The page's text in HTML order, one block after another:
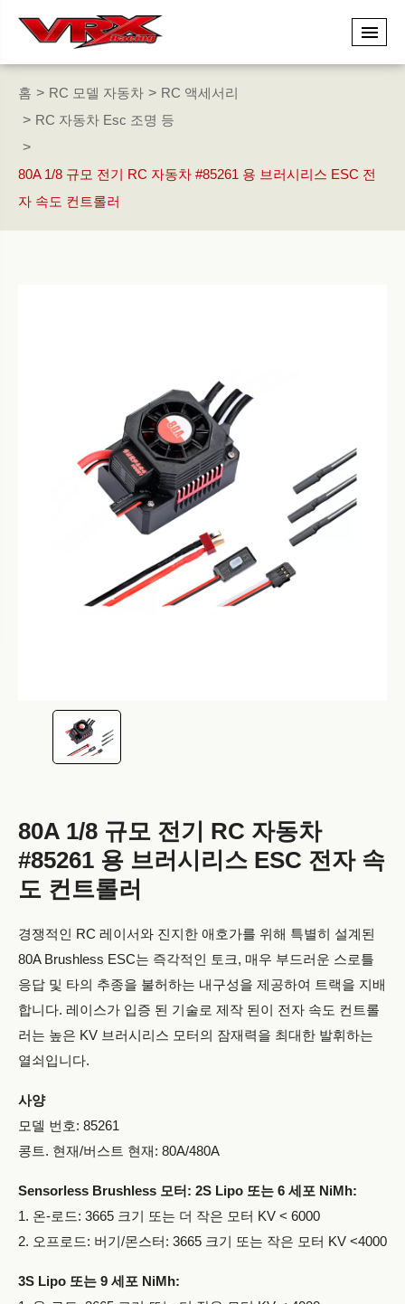
홈 RC 모델 자동차
RC 액세서리
RC 자동차 Esc 조명 등
80A 1/8 규모 전기 RC 자동차 #85261 용 브러시리스 ESC 전
자 속도 컨트롤러
80A 1/8 규모 전기 RC 자동차
#85261 용 브러시리스 ESC 전자 속
도 컨트롤러
경쟁적인 RC 레이서와 진지한 애호가를 위해 특별히 설계된
80A Brushless ESC는 즉각적인 토크, 매우 부드러운 스로틀
응답 및 타의 추종을 불허하는 내구성을 제공하여 트랙을 지배
합니다. 레이스가 입증 된 기술로 제작 된이 전자 속도 컨트롤
러는 높은 KV 브러시리스 모터의 잠재력을 최대한 발휘하는
열쇠입니다.
사양
모델 번호: 85261
콩트. 현재/버스트 현재: 80A/480A
Sensorless Brushless 모터: 2S Lipo 또는 6 세포 NiMh:
1. 온-로드: 3665 크기 또는 더 작은 모터 KV < 6000
2. 오프로드: 버기/몬스터: 3665 크기 또는 작은 모터 KV <4000
3S Lipo 또는 9 세포 NiMh: